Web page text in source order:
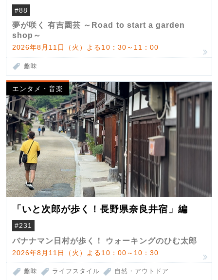
#88
夢が咲く 有吉園芸 ～Road to start a garden
shop～
2026年8月11日（火）よる10：30～11：00
趣味
エンタメ・音楽
「いと次郎が歩く！長野県奈良井宿」編
#231
バナナマン日村が歩く！ ウォーキングのひむ太郎
2026年8月11日（火）よる10：00～10：30
趣味 ライフスタイル 自然・アウトドア